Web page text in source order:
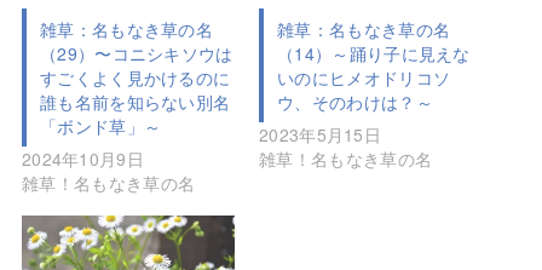
雑草：名もなき草の名
（29）〜コニシキソウは
すごくよく見かけるのに
誰も名前を知らない別名
「ボンド草」～
2024年10月9日
雑草！名もなき草の名
雑草：名もなき草の名
（14）～踊り子に見えな
いのにヒメオドリコソ
ウ、そのわけは？～
2023年5月15日
雑草！名もなき草の名